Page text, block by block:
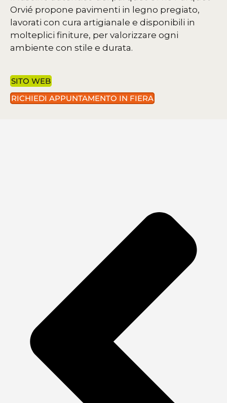
Orvié propone pavimenti in legno pregiato,
lavorati con cura artigianale e disponibili in
molteplici finiture, per valorizzare ogni
ambiente con stile e durata.
SITO WEB
RICHIEDI APPUNTAMENTO IN FIERA